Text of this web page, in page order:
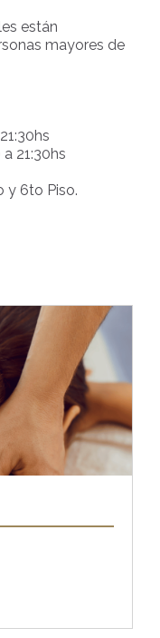
están
mayores de
21:30hs
y 6to Piso.